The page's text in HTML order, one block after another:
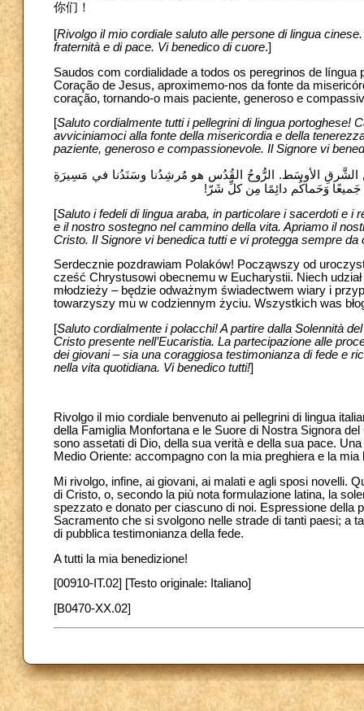
你们！
[Rivolgo il mio cordiale saluto alle persone di lingua
fraternità e di pace. Vi benedico di cuore.]
Saudos com cordialidade a todos os peregrinos de
Coração de Jesus, aproximemo-nos da fonte da
coração, tornando-o mais paciente, generoso e
[Saluto cordialmente tutti i pellegrini di lingua portoghese!
avviciniamoci alla fonte della misericordia e della
paziente, generoso e compassionevole. Il Signore vi
مِن الشَّرقِ الأوسَط. الرُّوحُ القُدُس هو مُرشِدُنا وسَنَدُنا في مَسِيرَةِ
جَميعًا وَحَماكُم دائِمًا مِن كلِّ شَرّ!
[Saluto i fedeli di lingua araba, in particolare i sacerdoti e i
e il nostro sostegno nel cammino della vita. Apriamo il
Serdecznie pozdrawiam Polaków! Począwszy od
cześć Chrystusowi obecnemu w Eucharystii. Niech
młodzieży – będzie odważnym świadectwem wiary i
towarzyszy mu w codziennym życiu. Wszystkich was
[Saluto cordialmente i polacchi! A partire dalla Solennità
Cristo presente nell’Eucaristia. La partecipazione alle
dei giovani – sia una coraggiosa testimonianza di fede e
nella vita quotidiana. Vi benedico tutti!]
Rivolgo il mio cordiale benvenuto ai pellegrini di lingua
della Famiglia Monfortana e le Suore di Nostra Signora
sono assetati di Dio, della sua verità e della sua pace.
Medio Oriente: accompagno con la mia preghiera e la
Mi rivolgo, infine, ai giovani, ai malati e agli sposi novelli.
di Cristo, o, secondo la più nota formulazione latina, la
spezzato e donato per ciascuno di noi. Espressione della
Sacramento che si svolgono nelle strade di tanti paesi; a
di pubblica testimonianza della fede.
A tutti la mia benedizione!
[00910-IT.02] [Testo originale: Italiano]
[B0470-XX.02]